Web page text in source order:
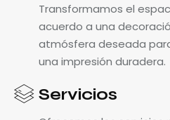
Transformamos el
acuerdo a una
atmósfera deseada
una impresión duradera.
Servicios